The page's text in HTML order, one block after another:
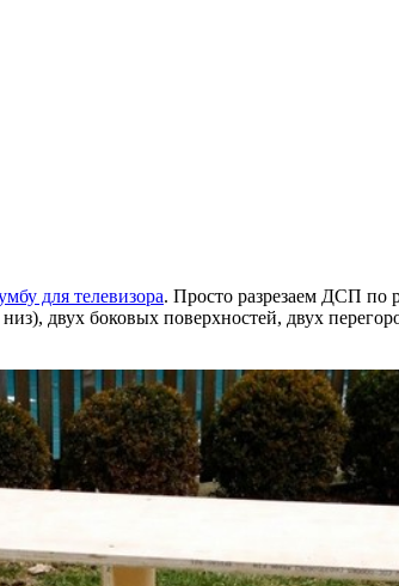
для телевизора. Просто разрезаем ДСП по
двух боковых поверхностей, двух